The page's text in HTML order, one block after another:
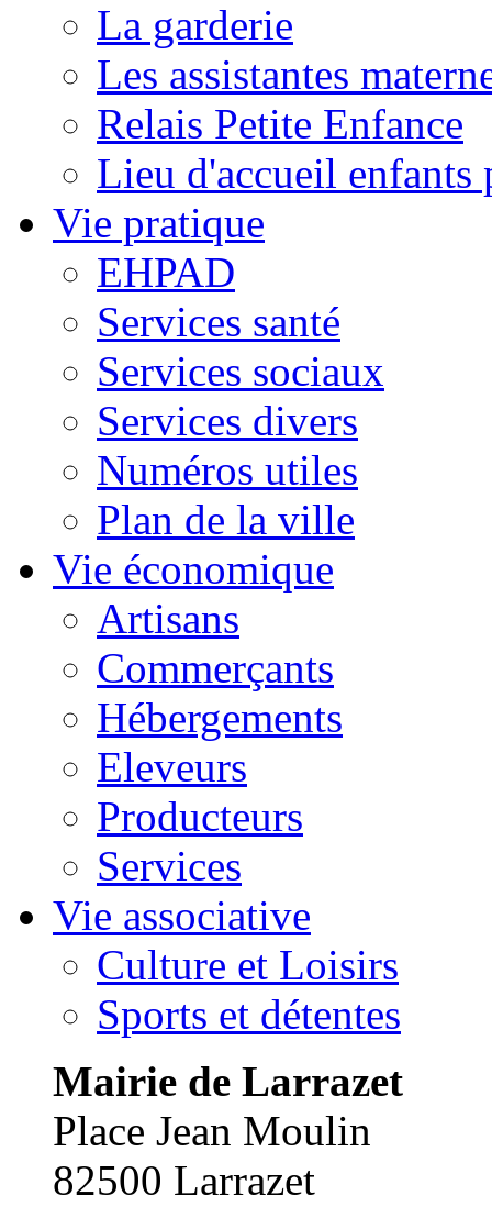
La garderie
Les assistantes
Relais Petite Enfance
Lieu d'accueil enfants
Vie pratique
EHPAD
Services santé
Services sociaux
Services divers
Numéros utiles
Plan de la ville
Vie économique
Artisans
Commerçants
Hébergements
Eleveurs
Producteurs
Services
Vie associative
Culture et Loisirs
Sports et détentes
Mairie de Larrazet
Place Jean Moulin
82500 Larrazet